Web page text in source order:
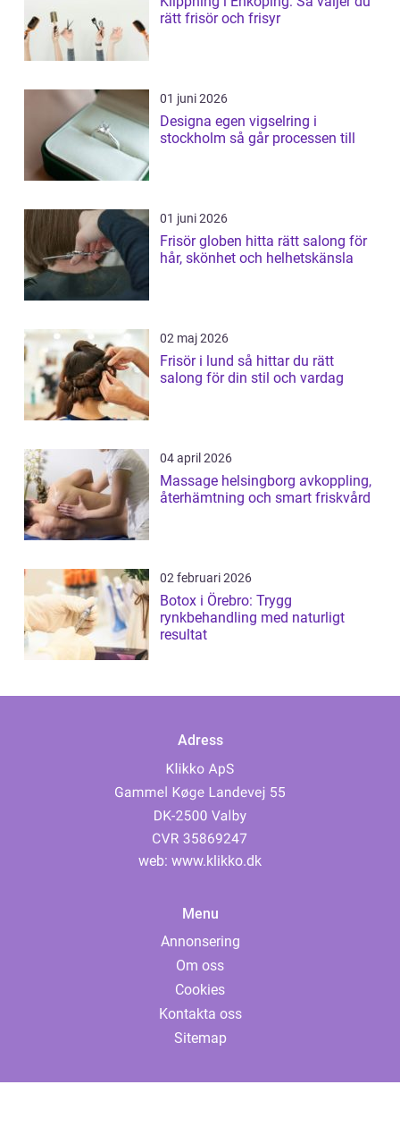
rätt frisör och frisyr
01 juni 2026
Designa egen vigselring i
stockholm så går processen till
01 juni 2026
Frisör globen hitta rätt salong för
hår, skönhet och helhetskänsla
02 maj 2026
Frisör i lund så hittar du rätt
salong för din stil och vardag
04 april 2026
Massage helsingborg avkoppling,
återhämtning och smart friskvård
02 februari 2026
Botox i Örebro: Trygg
rynkbehandling med naturligt
resultat
Adress
web: www.klikko.dk
Menu
Annonsering
Om oss
Cookies
Kontakta oss
Sitemap